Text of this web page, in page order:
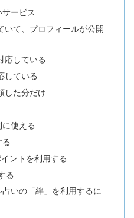
ービス
いて、プロフィールが公開
応している
している
した分だけ
使える
ントを利用する
る
いの「絆」を利用するに